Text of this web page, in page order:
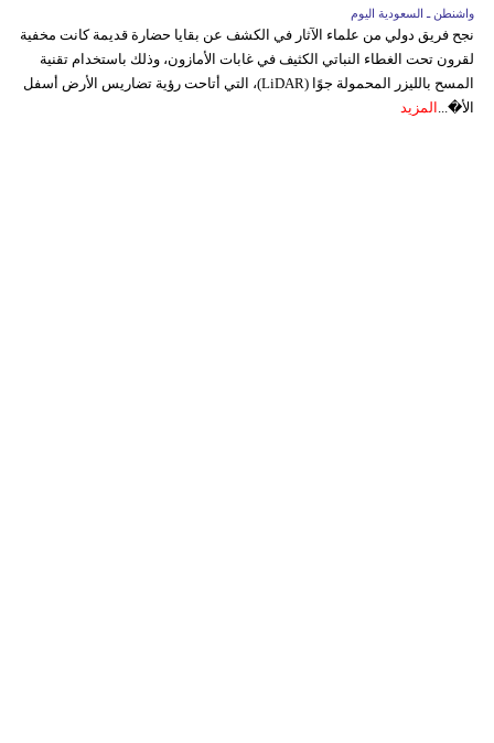
واشنطن ـ السعودية اليوم
نجح فريق دولي من علماء الآثار في الكشف عن بقايا حضارة قديمة كانت مخفية
لقرون تحت الغطاء النباتي الكثيف في غابات الأمازون، وذلك باستخدام تقنية
المسح بالليزر المحمولة جوًا (LiDAR)، التي أتاحت رؤية تضاريس الأرض أسفل
الأ�... المزيد